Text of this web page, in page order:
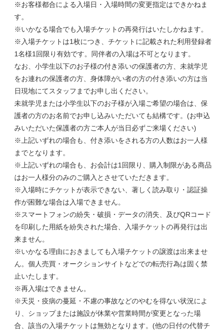
※お客様都合による入場日・入場時間の変更指定はできかねま
す。
※いかなる場合でも入場チケットの再発行はいたしかねます。
※入場チケットは1枚につき、チケットに記載された利用登録者
1名様1回限り有効です。同伴者の入場は不可となります。
なお、小学生以下のお子様の付き添いの保護者の方、未就学児
をお連れの保護者の方、身体障がい者の方の付き添いの方は当
日現地にてスタッフまでお申し出ください。
未就学児または小学生以下のお子様が入場ご希望の場合は、保
護者の方のお名前でお申し込みいただいても結構です。(お申込
みいただいた保護者の方ご本人が当日必ずご来場ください)
※上記いずれの場合も、付き添いをされる方の人数はお一人様
までとなります。
※上記いずれの場合も、お会計は1回限り、購入制限がある商品
はお一人様分のみのご購入とさせていただきます。
※入場時にチケットが表示できない、著しく読み取り・認証操
作が困難な場合は入場できません。
※スマートフォンの紛失・破損・データの消失、及びQRコード
を印刷した用紙を紛失された場合、入場チケットの再発行は出
来ません。
※いかなる理由におきましても入場チケットの譲渡は出来ませ
ん。個人売買・オークションサイトなどでの転売行為は固く禁
止いたします。
※再入場はできません。
※天災・疫病の蔓延・不慮の事故などのやむを得ない状況によ
り、ショップまたは施設が休業や営業時間が変更となった場
合、該当の入場チケットは無効となります。(他の日付の代替チ